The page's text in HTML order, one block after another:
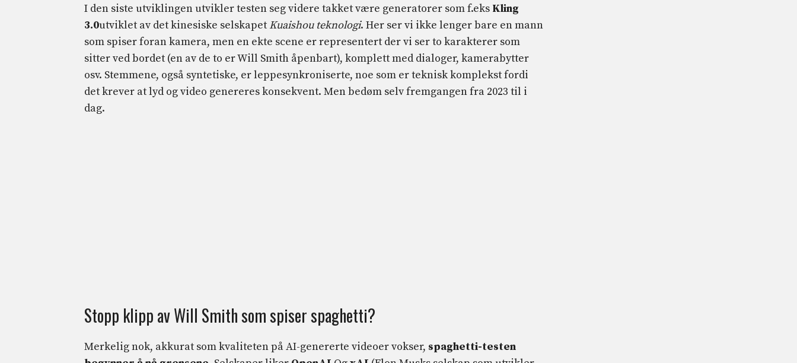
I den siste utviklingen utvikler testen seg videre takket være generatorer som f.eks Kling
3.0utviklet av det kinesiske selskapet Kuaishou teknologi. Her ser vi ikke lenger bare en mann
som spiser foran kamera, men en ekte scene er representert der vi ser to karakterer som
sitter ved bordet (en av de to er Will Smith åpenbart), komplett med dialoger, kamerabytter
osv. Stemmene, også syntetiske, er leppesynkroniserte, noe som er teknisk komplekst fordi
det krever at lyd og video genereres konsekvent. Men bedøm selv fremgangen fra 2023 til i
dag.
Stopp klipp av Will Smith som spiser spaghetti?
Merkelig nok, akkurat som kvaliteten på AI-genererte videoer vokser, spaghetti-testen